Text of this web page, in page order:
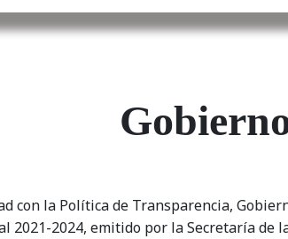
con la Política de Transparencia,
2021-2024, emitido por la Secretaría